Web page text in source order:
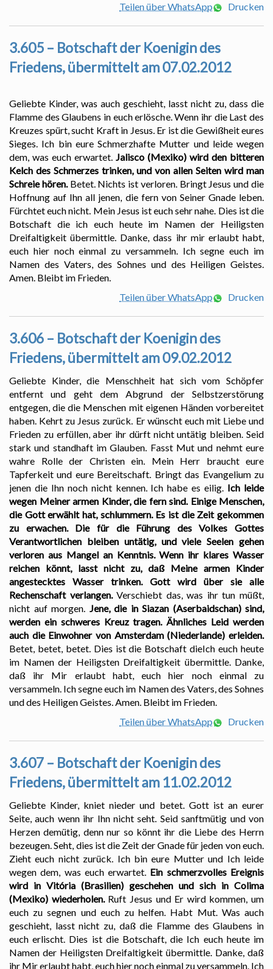
Teilen über WhatsApp
Drucken
3.605 – Botschaft der Koenigin des
Friedens, übermittelt am 07.02.2012
Geliebte Kinder, was auch geschieht, lasst nicht zu, dass die
Flamme des Glaubens in euch erlösche. Wenn ihr die Last des
Kreuzes spürt, sucht Kraft in Jesus. Er ist die Gewißheit eures
Sieges. Ich bin eure Schmerzhafte Mutter und leide wegen
dem, was euch erwartet. Jalisco (Mexiko) wird den bitteren
Kelch des Schmerzes trinken, und von allen Seiten wird man
Schreie hören.Betet. Nichts ist verloren. Bringt Jesus und die
Hoffnung auf Ihn all jenen, die fern von Seiner Gnade leben.
Fürchtet euch nicht. Mein Jesus ist euch sehr nahe. Dies ist die
Botschaft die ich euch heute im Namen der Heiligsten
Dreifaltigkeit übermittle. Danke, dass ihr mir erlaubt habt,
euch hier noch einmal zu versammeln. Ich segne euch im
Namen des Vaters, des Sohnes und des Heiligen Geistes.
Amen. Bleibt im Frieden.
Teilen über WhatsApp
Drucken
3.606 – Botschaft der Koenigin des
Friedens, übermittelt am 09.02.2012
Geliebte Kinder, die Menschheit hat sich vom Schöpfer
entfernt und geht dem Abgrund der Selbstzerstörung
entgegen, die die Menschen mit eigenen Händen vorbereitet
haben. Kehrt zu Jesus zurück. Er wünscht euch mit Liebe und
Frieden zu erfüllen, aber ihr dürft nicht untätig bleiben. Seid
stark und standhaft im Glauben. Fasst Mut und nehmt eure
wahre Rolle der Christen ein. Mein Herr braucht eure
Tapferkeit und eure Bereitschaft. Bringt das Evangelium zu
jenen die Ihn noch nicht kennen. Ich habe es eilig. Ich leide
wegen Meiner armen Kinder, die fern sind. Einige Menschen,
die Gott erwählt hat, schlummern. Es ist die Zeit gekommen
zu erwachen. Die für die Führung des Volkes Gottes
Verantwortlichen bleiben untätig, und viele Seelen gehen
verloren aus Mangel an Kenntnis. Wenn ihr klares Wasser
reichen könnt, lasst nicht zu, daß Meine armen Kinder
angestecktes Wasser trinken. Gott wird über sie alle
Rechenschaft verlangen.Verschiebt das, was ihr tun müßt,
nicht auf morgen. Jene, die in Siazan (Aserbaidschan) sind,
werden ein schweres Kreuz tragen. Ähnliches Leid werden
auch die Einwohner von Amsterdam (Niederlande) erleiden.
Betet, betet, betet. Dies ist die Botschaft dieIch euch heute
im Namen der Heiligsten Dreifaltigkeit übermittle. Danke,
daß ihr Mir erlaubt habt, euch hier noch einmal zu
versammeln. Ich segne euch im Namen des Vaters, des Sohnes
und des Heiligen Geistes. Amen. Bleibt im Frieden.
Teilen über WhatsApp
Drucken
3.607 – Botschaft der Koenigin des
Friedens, übermittelt am 11.02.2012
Geliebte Kinder, kniet nieder und betet. Gott ist an eurer
Seite, auch wenn ihr Ihn nicht seht. Seid sanftmütig und von
Herzen demütig, denn nur so könnt ihr die Liebe des Herrn
bezeugen. Seht, dies ist die Zeit der Gnade für jeden von euch.
Zieht euch nicht zurück. Ich bin eure Mutter und Ich leide
wegen dem, was euch erwartet. Ein schmerzvolles Ereignis
wird in Vitória (Brasilien) geschehen und sich in Colima
(Mexiko) wiederholen. Ruft Jesus und Er wird kommen, um
euch zu segnen und euch zu helfen. Habt Mut. Was auch
geschieht, lasst nicht zu, daß die Flamme des Glaubens in
euch erlischt. Dies ist die Botschaft, die Ich euch heute im
Namen der Heiligsten Dreifaltigkeit übermittle. Danke, daß
ihr Mir erlaubt habt, euch hier noch einmal zu versammeln. Ich